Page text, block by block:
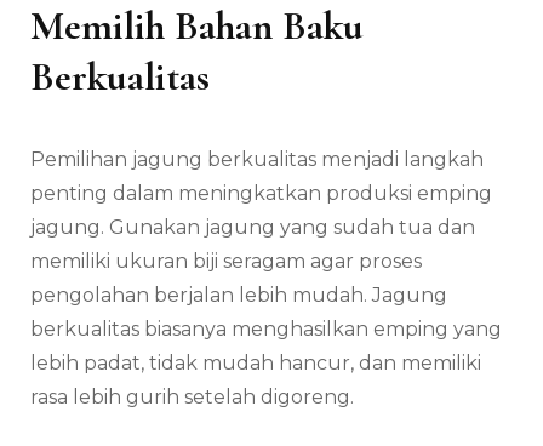
Memilih Bahan Baku
Berkualitas
Pemilihan jagung berkualitas menjadi langkah
penting dalam meningkatkan produksi emping
jagung. Gunakan jagung yang sudah tua dan
memiliki ukuran biji seragam agar proses
pengolahan berjalan lebih mudah. Jagung
berkualitas biasanya menghasilkan emping yang
lebih padat, tidak mudah hancur, dan memiliki
rasa lebih gurih setelah digoreng.